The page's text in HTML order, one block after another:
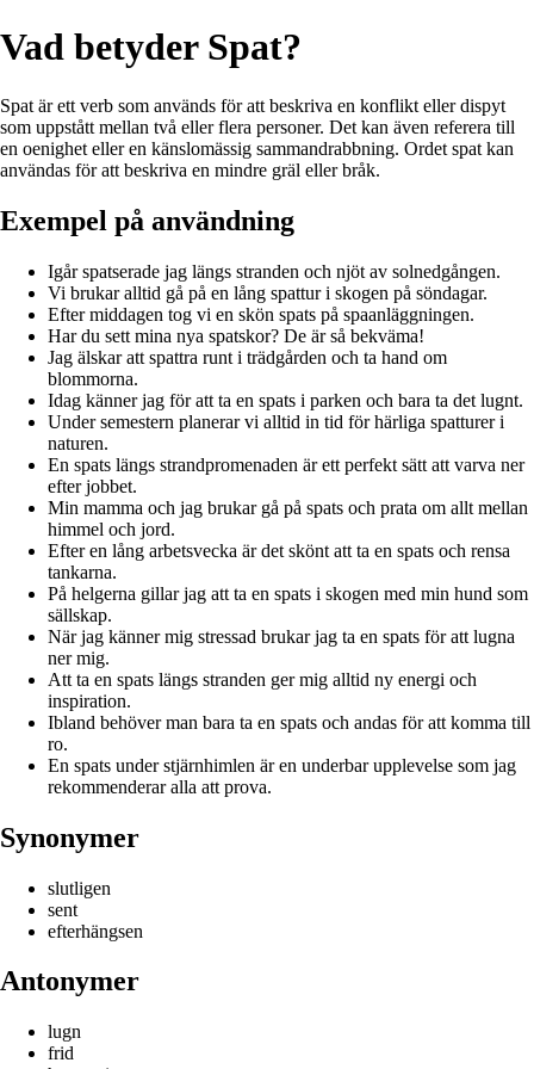
Vad betyder Spat?
Spat är ett verb som används för att beskriva en konflikt eller dispyt
som uppstått mellan två eller flera personer. Det kan även referera till
en oenighet eller en känslomässig sammandrabbning. Ordet spat kan
användas för att beskriva en mindre gräl eller bråk.
Exempel på användning
Igår spatserade jag längs stranden och njöt av solnedgången.
Vi brukar alltid gå på en lång spattur i skogen på söndagar.
Efter middagen tog vi en skön spats på spaanläggningen.
Har du sett mina nya spatskor? De är så bekväma!
Jag älskar att spattra runt i trädgården och ta hand om
blommorna.
Idag känner jag för att ta en spats i parken och bara ta det lugnt.
Under semestern planerar vi alltid in tid för härliga spatturer i
naturen.
En spats längs strandpromenaden är ett perfekt sätt att varva ner
efter jobbet.
Min mamma och jag brukar gå på spats och prata om allt mellan
himmel och jord.
Efter en lång arbetsvecka är det skönt att ta en spats och rensa
tankarna.
På helgerna gillar jag att ta en spats i skogen med min hund som
sällskap.
När jag känner mig stressad brukar jag ta en spats för att lugna
ner mig.
Att ta en spats längs stranden ger mig alltid ny energi och
inspiration.
Ibland behöver man bara ta en spats och andas för att komma till
ro.
En spats under stjärnhimlen är en underbar upplevelse som jag
rekommenderar alla att prova.
Synonymer
slutligen
sent
efterhängsen
Antonymer
lugn
frid